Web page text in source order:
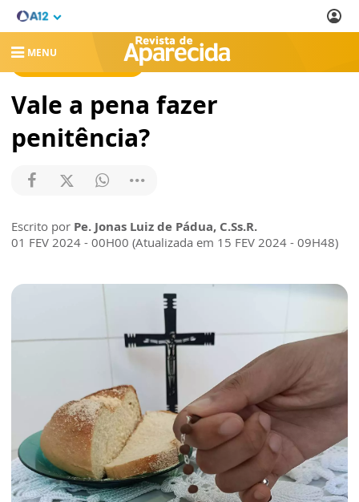
MENU
REVISTA DE APARECIDA
Vale a pena fazer
penitência?
Escrito por Pe. Jonas Luiz de Pádua, C.Ss.R.
01 FEV 2024 - 00H00 (Atualizada em 15 FEV 2024 - 09H48)